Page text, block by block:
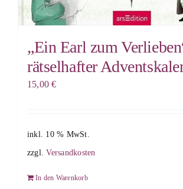
„Ein Earl zum
rätselhafter
15,00€
inkl. 10 % MwSt.
zzgl.Versandkosten
In den Warenkorb